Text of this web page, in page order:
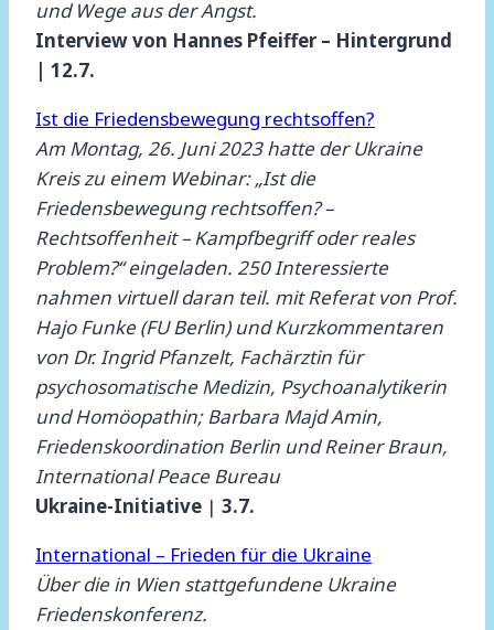
und Wege aus der Angst.
Interview von Hannes Pfeiffer – Hintergrund
| 12.7.
Ist die Friedensbewegung rechtsoffen?
AmMontag, 26. Juni 2023 hatte der Ukraine
Kreis zu einem Webinar: „Ist die
Friedensbewegung rechtsoffen? –
Rechtsoffenheit – Kampfbegriff oder reales
Problem?“ eingeladen. 250 Interessierte
nahmen virtuell daran teil. mit Referat von Prof.
Hajo Funke (FU Berlin) und Kurzkommentaren
von Dr. Ingrid Pfanzelt, Fachärztin für
psychosomatische Medizin, Psychoanalytikerin
und Homöopathin; Barbara Majd Amin,
Friedenskoordination Berlin und Reiner Braun,
International Peace Bureau
Ukraine-Initiative | 3.7.
International – Frieden für die Ukraine
Über die in Wien stattgefundene Ukraine
Friedenskonferenz.